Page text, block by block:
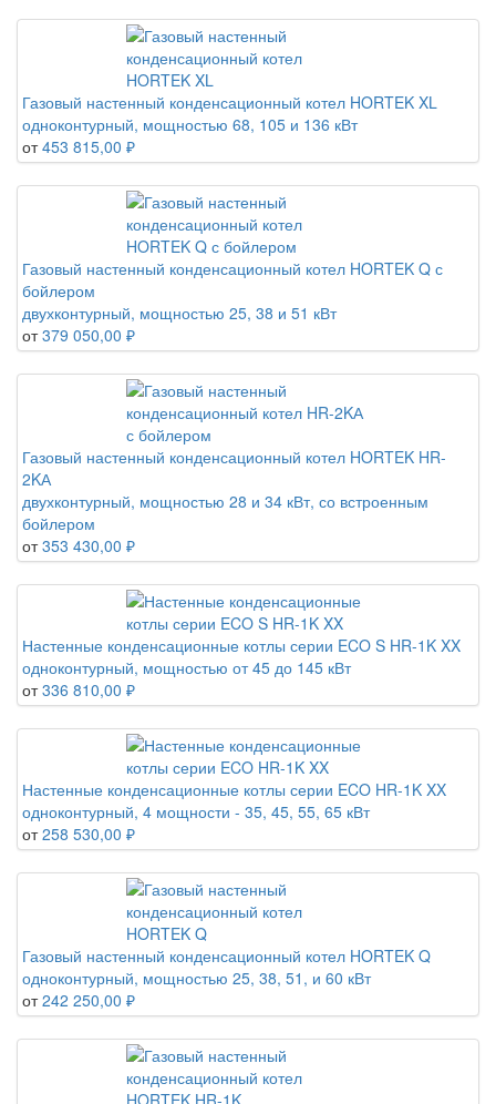
Газовый настенный конденсационный котел HORTEK XL
одноконтурный, мощностью 68, 105 и 136 кВт
от 453 815,00 ₽
Газовый настенный конденсационный котел HORTEK Q с
бойлером
двухконтурный, мощностью 25, 38 и 51 кВт
от 379 050,00 ₽
Газовый настенный конденсационный котел HORTEK HR-
2KА
двухконтурный, мощностью 28 и 34 кВт, со встроенным
бойлером
от 353 430,00 ₽
Настенные конденсационные котлы серии ECO S HR-1K XX
одноконтурный, мощностью от 45 до 145 кВт
от 336 810,00 ₽
Настенные конденсационные котлы серии ECO HR-1K XX
одноконтурный, 4 мощности - 35, 45, 55, 65 кВт
от 258 530,00 ₽
Газовый настенный конденсационный котел HORTEK Q
одноконтурный, мощностью 25, 38, 51, и 60 кВт
от 242 250,00 ₽